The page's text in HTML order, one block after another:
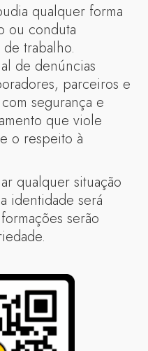
qualquer forma
ou conduta
trabalho.
de denúncias
parceiros e
segurança e
que viole
o respeito à
qualquer situação
identidade será
serão